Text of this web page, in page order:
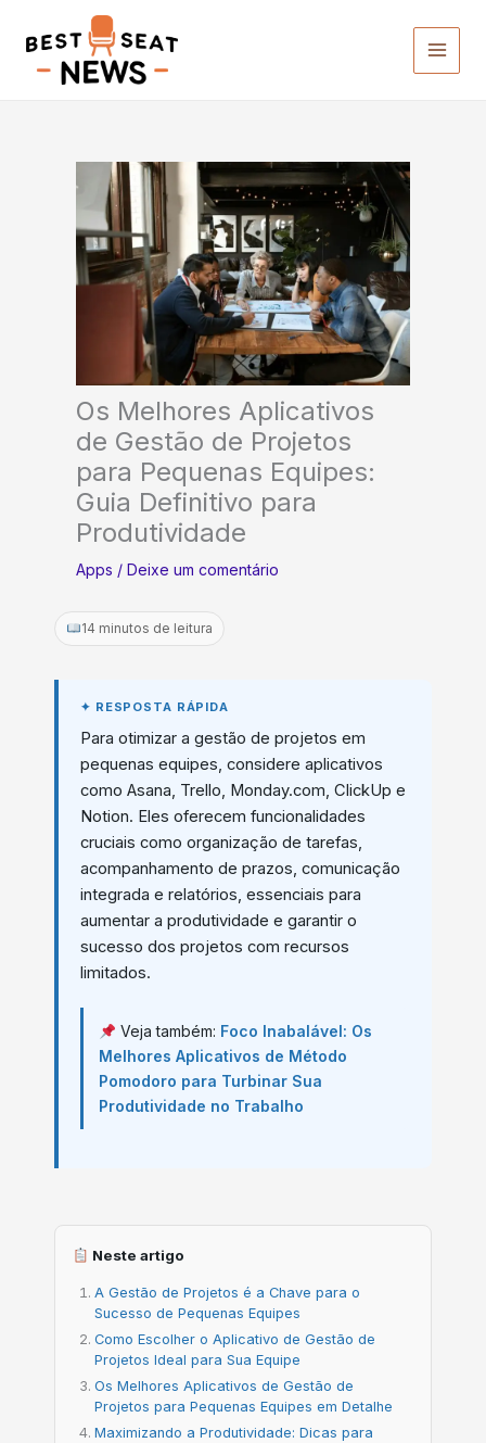
para
conteúdo
Os Melhores Aplicativos
de Gestão de Projetos
para Pequenas Equipes:
Guia Definitivo para
Produtividade
Apps / Deixe um comentário
14 minutos de leitura
Para otimizar a gestão de projetos em
pequenas equipes, considere aplicativos
como Asana, Trello, Monday.com, ClickUp e
Notion. Eles oferecem funcionalidades
cruciais como organização de tarefas,
acompanhamento de prazos, comunicação
integrada e relatórios, essenciais para
aumentar a produtividade e garantir o
sucesso dos projetos com recursos
limitados.
Veja também: Foco Inabalável: Os
Melhores Aplicativos de Método
Pomodoro para Turbinar Sua
Produtividade no Trabalho
Neste artigo
A Gestão de Projetos é a Chave para o
Sucesso de Pequenas Equipes
Como Escolher o Aplicativo de Gestão de
Projetos Ideal para Sua Equipe
Os Melhores Aplicativos de Gestão de
Projetos para Pequenas Equipes em Detalhe
Maximizando a Produtividade: Dicas para